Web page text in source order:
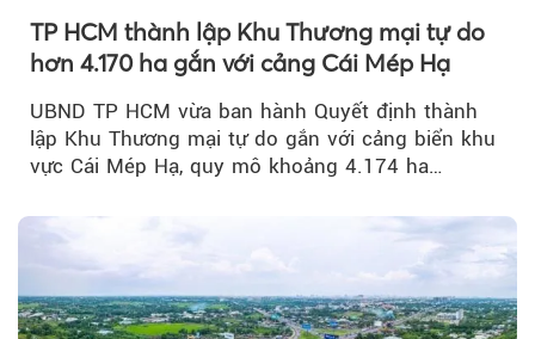
TP HCM thành lập Khu Thương mại tự do
hơn 4.170 ha gắn với cảng Cái Mép Hạ
UBND TP HCM vừa ban hành Quyết định thành
lập Khu Thương mại tự do gắn với cảng biển khu
vực Cái Mép Hạ, quy mô khoảng 4.174 ha…